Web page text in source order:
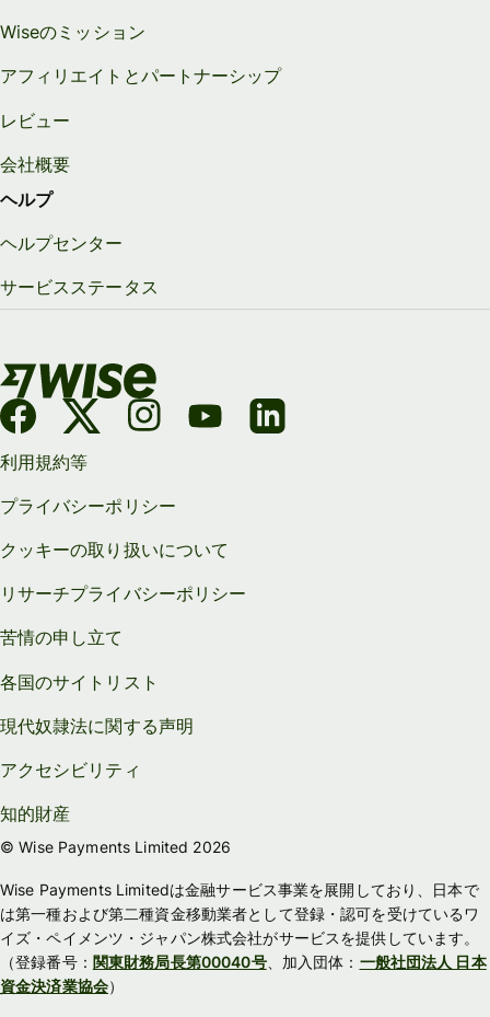
Wiseのミッション
アフィリエイトとパートナーシップ
レビュー
会社概要
ヘルプ
ヘルプセンター
サービスステータス
利用規約等
プライバシーポリシー
クッキーの取り扱いについて
リサーチプライバシーポリシー
苦情の申し立て
各国のサイトリスト
現代奴隷法に関する声明
アクセシビリティ
知的財産
© Wise Payments Limited 2026
Wise Payments Limitedは金融サービス事業を展開しており、日本で
は第一種および第二種資金移動業者として登録・認可を受けているワ
イズ・ペイメンツ・ジャパン株式会社がサービスを提供しています。
（登録番号： 関東財務局長第00040号、加入団体： 一般社団法人 日本
資金決済業協会）